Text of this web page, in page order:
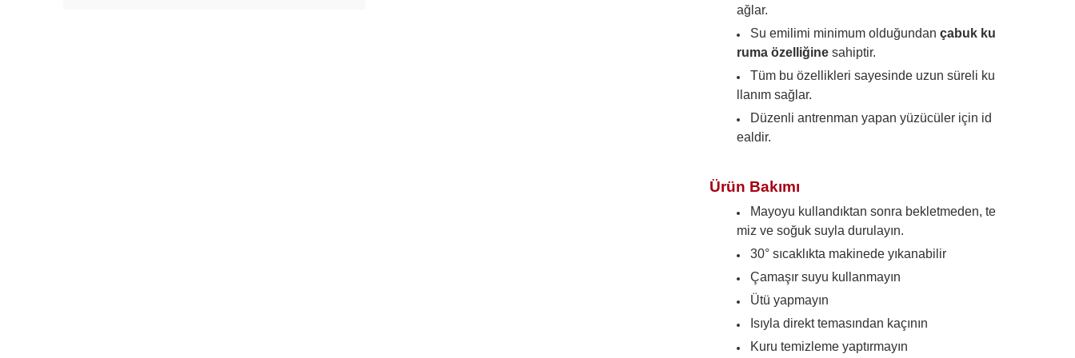
ağlar.
Su emilimi minimum olduğundan çabuk ku
ruma özelliğinesahiptir.
Tüm bu özellikleri sayesinde uzun süreli ku
llanım sağlar.
Düzenli antrenman yapan yüzücüler için id
ealdir.
Ürün Bakımı
Mayoyu kullandıktan sonra bekletmeden, te
miz ve soğuk suyla durulayın.
30° sıcaklıkta makinede yıkanabilir
Çamaşır suyu kullanmayın
Ütü yapmayın
Isıyla direkt temasından kaçının
Kuru temizleme yaptırmayın